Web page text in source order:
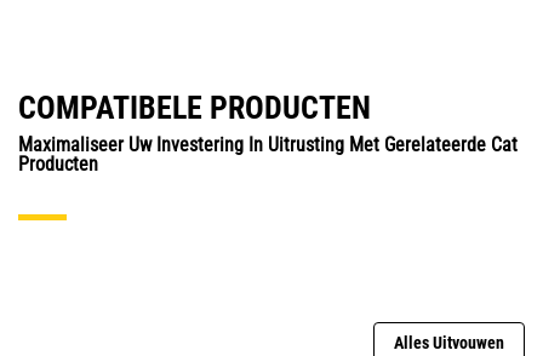
COMPATIBELE PRODUCTEN
Maximaliseer Uw Investering In Uitrusting Met Gerelateerde Cat
Producten
Alles Uitvouwen